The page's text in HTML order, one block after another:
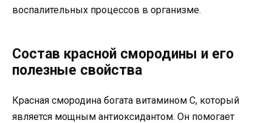
воспалительных процессов в организме.
Состав красной смородины и его
полезные свойства
Красная смородина богата витамином C, который
является мощным антиоксидантом. Он помогает